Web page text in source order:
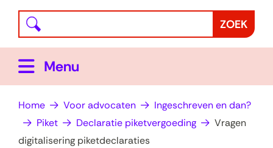
toegestaan
Waar
bent
naar
op
zoek?
ZOEK
Menu
Home Voor advocaten
Ingeschreven en dan?
Piket
Declaratie piketvergoeding
Vragen
digitalisering piketdeclaraties